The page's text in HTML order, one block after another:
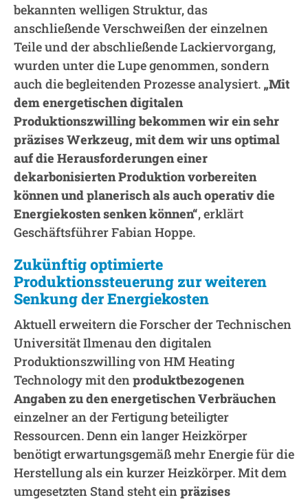
bekannten welligen Struktur, das
anschließende Verschweißen der einzelnen
Teile und der abschließende Lackiervorgang,
wurden unter die Lupe genommen, sondern
auch die begleitenden Prozesse analysiert. „Mit
dem energetischen digitalen
Produktionszwilling bekommen wir ein sehr
präzises Werkzeug, mit dem wir uns optimal
auf die Herausforderungen einer
dekarbonisierten Produktion vorbereiten
können und planerisch als auch operativ die
Energiekosten senken können“, erklärt
Geschäftsführer Fabian Hoppe.
Zukünftig optimierte
Produktionssteuerung zur weiteren
Senkung der Energiekosten
Aktuell erweitern die Forscher der Technischen
Universität Ilmenau den digitalen
Produktionszwilling von HM Heating
Technology mit den produktbezogenen
Angaben zu den energetischen Verbräuchen
einzelner an der Fertigung beteiligter
Ressourcen. Denn ein langer Heizkörper
benötigt erwartungsgemäß mehr Energie für die
Herstellung als ein kurzer Heizkörper. Mit dem
umgesetzten Stand steht ein präzises